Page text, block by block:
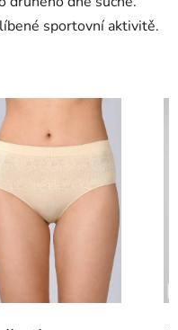
sportovní aktivitě.